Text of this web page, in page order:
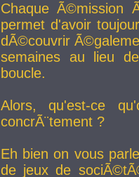
Chaque Ã©mission
permet d'avoir
dÃ©couvrir
semaines au lieu
boucle.
Alors, qu'est-ce
concrÃ¨tement ?
Eh bien on vous
de jeux de